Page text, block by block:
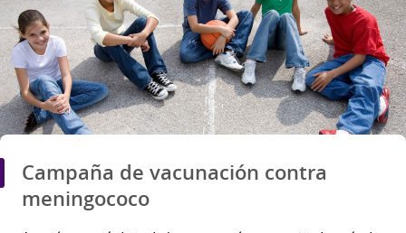
Campaña de vacunación contra
meningococo